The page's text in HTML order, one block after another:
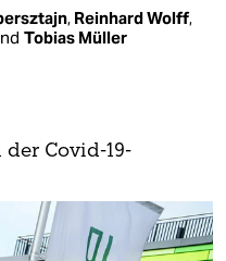
, Reinhard Wolff,
Tobias Müller
Covid-19-